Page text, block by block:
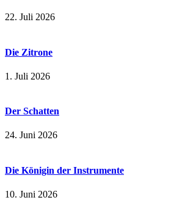
22. Juli 2026
Die Zitrone
1. Juli 2026
Der Schatten
24. Juni 2026
Die Königin der Instrumente
10. Juni 2026